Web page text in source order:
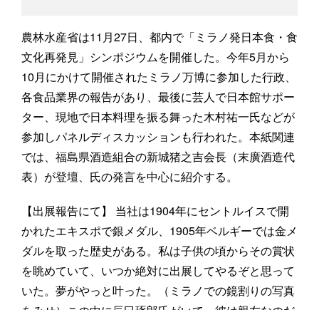
農林水産省は11月27日、都内で「ミラノ発日本食・食
文化再発見」シンポジウムを開催した。今年5月から
10月にかけて開催されたミラノ万博に参加した行政、
各食品業界の報告があり、最後に芸人で日本館サポー
ター、現地で日本料理を振る舞った木村祐一氏などが
参加しパネルディスカッションも行われた。本紙関連
では、福島県酒造組合の新城猪之吉会長（末廣酒造代
表）が登壇、氏の発言を中心に紹介する。
【出展報告にて】 当社は1904年にセントルイスで開
かれたエキスポで銀メダル、1905年ベルギーでは金メ
ダルを取った歴史がある。私は子供の頃からその賞状
を眺めていて、いつか絶対に出展してやるぞと思って
いた。夢がやっと叶った。（ミラノでの鏡割りの写真